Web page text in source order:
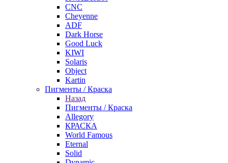
CNC
Cheyenne
ADF
Dark Horse
Good Luck
KIWI
Solaris
Object
Kartin
Пигменты / Краска
Назад
Пигменты / Краска
Allegory
КРАСКА
World Famous
Eternal
Solid